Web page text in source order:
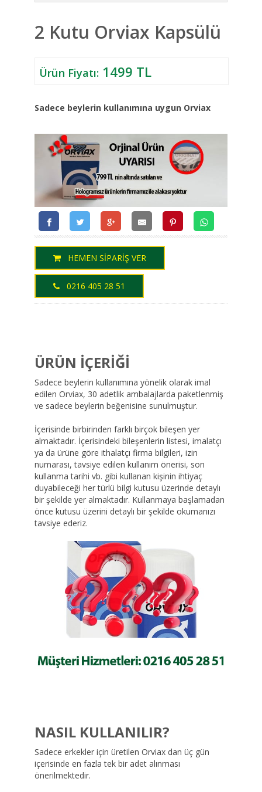
2 Kutu Orviax Kapsülü
Ürün Fiyatı:1499 TL
Sadece beylerin kullanımına uygun Orviax
HEMEN SİPARİŞ VER
0216 405 28 51
ÜRÜN İÇERİĞİ
Sadece beylerin kullanımına yönelik olarak imal
edilen Orviax, 30 adetlik ambalajlarda paketlenmiş
ve sadece beylerin beğenisine sunulmuştur.
İçerisinde birbirinden farklı birçok bileşen yer
almaktadır. İçerisindeki bileşenlerin listesi, imalatçı
ya da ürüne göre ithalatçı firma bilgileri, izin
numarası, tavsiye edilen kullanım önerisi, son
kullanma tarihi vb. gibi kullanan kişinin ihtiyaç
duyabileceği her türlü bilgi kutusu üzerinde detaylı
bir şekilde yer almaktadır. Kullanmaya başlamadan
önce kutusu üzerini detaylı bir şekilde okumanızı
tavsiye ederiz.
NASIL KULLANILIR?
Sadece erkekler için üretilen Orviax dan üç gün
içerisinde en fazla tek bir adet alınması
önerilmektedir.